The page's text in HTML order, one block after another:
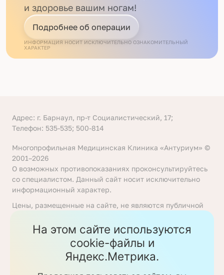
и здоровье вашим ногам!
Подробнее об операции
ИНФОРМАЦИЯ НОСИТ ИСКЛЮЧИТЕЛЬНО ОЗНАКОМИТЕЛЬНЫЙ
ХАРАКТЕР
Адрес: г. Барнаул, пр-т Социалистический, 17;
Телефон: 535-535; 500-814
Многопрофильная Медицинская Клиника «Антуриум» ©
2001–2026
О возможных противопоказаниях проконсультируйтесь
со специалистом. Данный сайт носит исключительно
информационный характер.
Цены, размещенные на сайте, не являются публичной
Гражданского кодекса Российской Федерации. Перед
получением услуги необходимо уточнять цены у
ответственных сотрудников клиники. Предоставление
услуг осуществляется на основании договора об
На этом сайте используются
cookie-файлы и
Яндекс.Метрика.